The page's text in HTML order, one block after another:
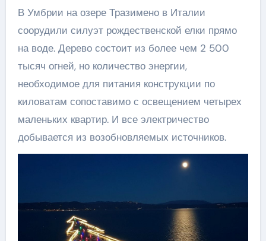
В Умбрии на озере Тразимено в Италии
соорудили силуэт рождественской елки прямо
на воде. Дерево состоит из более чем 2 500
тысяч огней, но количество энергии,
необходимое для питания конструкции по
киловатам сопоставимо с освещением четырех
маленьких квартир. И все электричество
добывается из возобновляемых источников.